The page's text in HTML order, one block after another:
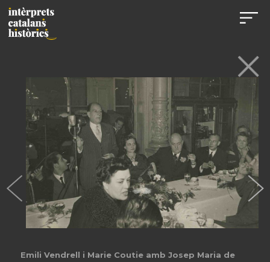
Emili Vendrell i Marie Coutie amb Josep Maria de